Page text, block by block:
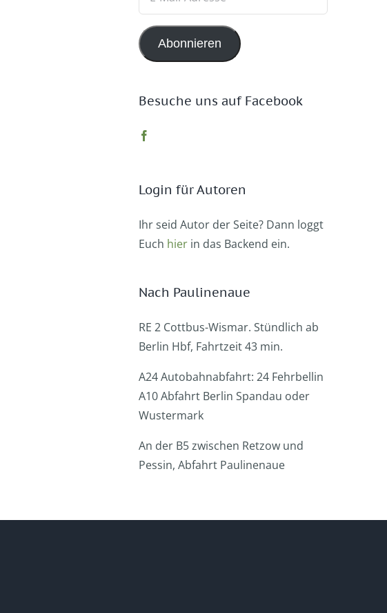
Adresse
Abonnieren
Besuche uns auf Facebook
Login für Autoren
Ihr seid Autor der Seite? Dann loggt
Euch hier in das Backend ein.
Nach Paulinenaue
RE 2 Cottbus-Wismar. Stündlich ab
Berlin Hbf, Fahrtzeit 43 min.
A24 Autobahnabfahrt: 24 Fehrbellin
A10 Abfahrt Berlin Spandau oder
Wustermark
An der B5 zwischen Retzow und
Pessin, Abfahrt Paulinenaue